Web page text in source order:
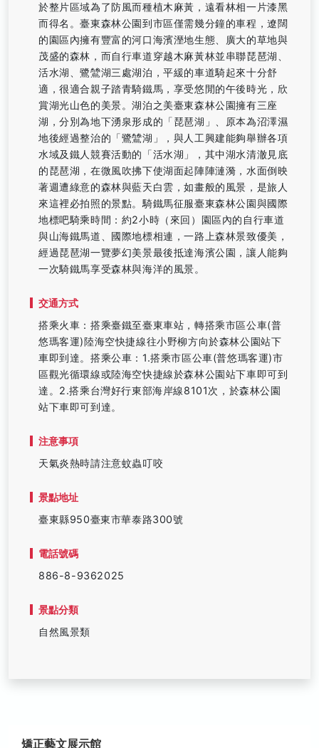
於整片區域為了防風而種植木麻黃，遠看林相一片漆黑
而得名。臺東森林公園到市區僅需幾分鐘的車程，遼闊
的園區內擁有豐富的河口海濱溼地生態、廣大的草地與
茂盛的森林，而自行車道穿越木麻黃林並串聯琵琶湖、
活水湖、鷺鷥湖三處湖泊，平緩的車道騎起來十分舒
適，很適合親子踏青騎鐵馬，享受悠閒的午後時光，欣
賞湖光山色的美景。湖泊之美臺東森林公園擁有三座
湖，分別為地下湧泉形成的「琵琶湖」、原本為沼澤濕
地後經過整治的「鷺鷥湖」，與人工興建能夠舉辦各項
水域及鐵人競賽活動的「活水湖」，其中湖水清澈見底
的琵琶湖，在微風吹拂下使湖面起陣陣漣漪，水面倒映
著週遭綠意的森林與藍天白雲，如畫般的風景，是旅人
來這裡必拍照的景點。騎鐵馬征服臺東森林公園與國際
地標吧騎乘時間：約2小時（來回）園區內的自行車道
與山海鐵馬道、國際地標相連，一路上森林景致優美，
經過琵琶湖一覽夢幻美景最後抵達海濱公園，讓人能夠
一次騎鐵馬享受森林與海洋的風景。
交通方式
搭乘火車：搭乘臺鐵至臺東車站，轉搭乘市區公車(普
悠瑪客運)陸海空快捷線往小野柳方向於森林公園站下
車即到達。搭乘公車：1.搭乘市區公車(普悠瑪客運)市
區觀光循環線或陸海空快捷線於森林公園站下車即可到
達。2.搭乘台灣好行東部海岸線8101次，於森林公園
站下車即可到達。
注意事項
天氣炎熱時請注意蚊蟲叮咬
景點地址
臺東縣950臺東市華泰路300號
電話號碼
886-8-9362025
景點分類
自然風景類
矯正藝文展示館